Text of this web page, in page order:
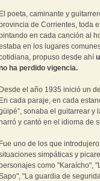
El poeta, caminante y
de Corrientes, toda
en cada canción al
en los lugares
propuso desde ahí
ha perdido vigencia.
Desde el año 1935 inició un
En cada paraje, en cada
sonaba el guitarrear y
y cantó en el idioma de
Fue uno de los que
simpáticas y
como "Karaícho",
"La guardia de